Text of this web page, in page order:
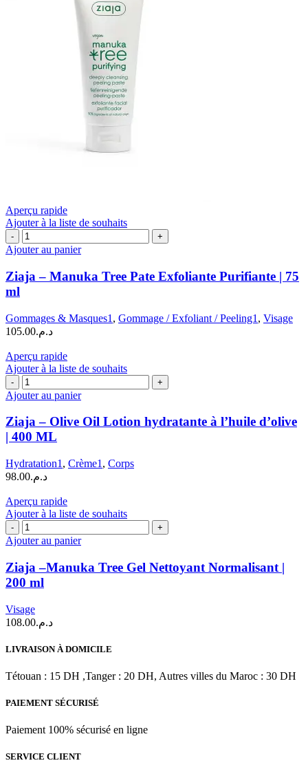
Aperçu rapide
Ajouter à la liste de souhaits
quantité
de
–
Manuka
Exfoliante
Purifiante
75
ml
Ajouter au panier
Ziaja – Manuka Tree Pate Exfoliante Purifiante | 75
ml
Gommages & Masques1 , Gommage / Exfoliant / Peeling1 , Visage
د.م.105.00
Aperçu rapide
Ajouter à la liste de souhaits
quantité
de
–
Olive
Oil
hydratante
à
d'olive
|
400
ML
Ajouter au panier
Ziaja – Olive Oil Lotion hydratante à l’huile d’olive
| 400 ML
Hydratation1 , Crème1 , Corps
د.م.98.00
Aperçu rapide
Ajouter à la liste de souhaits
quantité
de
–
Manuka
Tree
Nettoyant
Normalisant
200
Ajouter au panier
Ziaja –Manuka Tree Gel Nettoyant Normalisant |
200 ml
Visage
د.م.108.00
LIVRAISON À DOMICILE
Tétouan : 15 DH ,Tanger : 20 DH, Autres villes du Maroc : 30 DH
PAIEMENT SÉCURISÉ
Paiement 100% sécurisé en ligne
SERVICE CLIENT